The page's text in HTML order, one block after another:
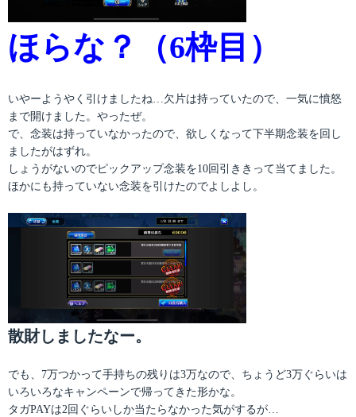
ほらな？（6枠目）
いやーようやく引けましたね…欠片は持っていたので、一気に憤怒
まで開けました。やったぜ。
で、念装は持っていなかったので、欲しくなって下半期念装を回し
ましたがはずれ。
しょうがないのでピックアップ念装を10回引ききって当てました。
ほかにも持っていない念装を引けたのでよしよし。
散財しましたなー。
でも、7万つかって手持ちの残りは3万なので、ちょうど3万ぐらいは
いろいろなキャンペーンで帰ってきた形かな。
タガPAYは2回ぐらいしか当たらなかった気がするが…